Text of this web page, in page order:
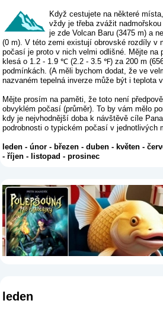
Když cestujete na některé
vždy je třeba zvážit
je zde Volcan Baru (3475 m) a
(0 m). V této zemi existují obrovské rozdíly v
počasí je proto v nich velmi odlišné. Mějte na
klesá o 1.2 - 1.9 ℃ (2.2 - 3.5 ℉) za 200 m
podmínkách. (A měli bychom dodat, že ve
nazvaném tepelná inverze může být i teplota
Mějte prosím na paměti, že toto není
obvyklém počasí (průměr). To by vám mělo
kdy je nejvhodnější doba k návštěvě cíle
podrobnosti o typickém počasí v jednotlivých
leden -únor -březen -duben -květen -
-říjen -listopad -prosinec
leden